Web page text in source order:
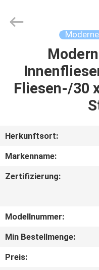
HAUSE
VIDEOS
UNS
CERAMICS
CO.,LTD..
Fliesen-/30
Herkunftsort:
Markenname:
Zertifizierung:
Modellnummer:
Min Bestellmenge:
Preis: